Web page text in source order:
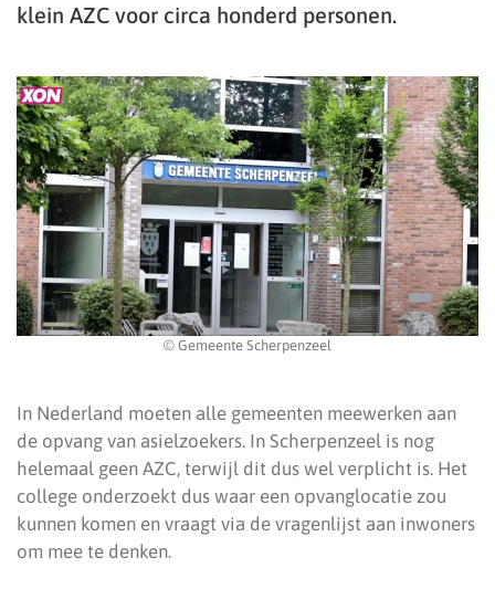
klein AZC voor circa honderd personen.
© Gemeente Scherpenzeel
In Nederland moeten alle gemeenten meewerken aan
de opvang van asielzoekers. In Scherpenzeel is nog
helemaal geen AZC, terwijl dit dus wel verplicht is. Het
college onderzoekt dus waar een opvanglocatie zou
kunnen komen en vraagt via de vragenlijst aan inwoners
om mee te denken.